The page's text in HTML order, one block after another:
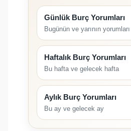
Günlük Burç Yorumları
Bugünün ve yarının yorumları
Haftalık Burç Yorumları
Bu hafta ve gelecek hafta
Aylık Burç Yorumları
Bu ay ve gelecek ay